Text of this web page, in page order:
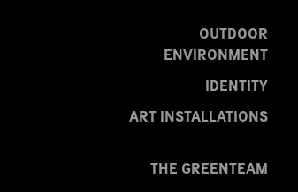
OUTDOOR
ENVIRONMENT
IDENTITY
ART INSTALLATIONS
THE GREENTEAM